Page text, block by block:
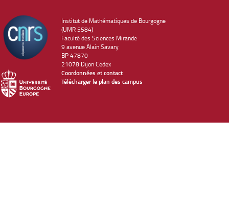
Institut de Mathématiques de Bourgogne
(UMR 5584)
Faculté des Sciences Mirande
9 avenue Alain Savary
BP 47870
21078 Dijon Cedex
Coordonnées et contact
Télécharger le plan des campus